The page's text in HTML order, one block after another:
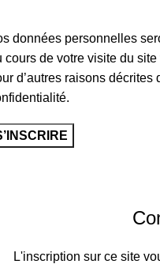
données personnelles
cours de votre visite du
d’autres raisons décrites
.
L'inscription sur ce site